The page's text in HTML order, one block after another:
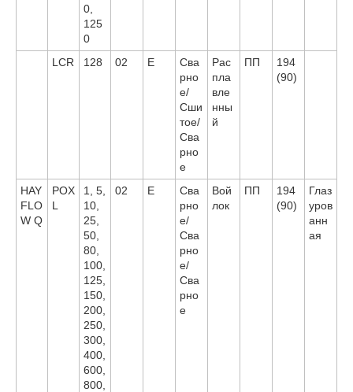
0,
125
0
LCR 128 02 E
Сва
рно
е/
Сши
тое/
Сва
рно
е
Рас
пла
вле
нны
й
ПП
194
(90)
HAY
FLO
W Q
POX
L
1, 5,
10,
25,
50,
80,
100,
125,
150,
200,
250,
300,
400,
600,
800,
02 E
Сва
рно
е/
Сва
рно
е/
Сва
рно
е
Вой
лок
ПП
194
(90)
Глаз
уров
анн
ая